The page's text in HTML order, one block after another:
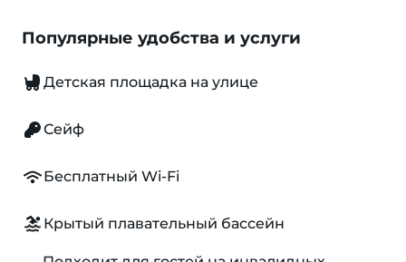
Популярные удобства и услуги
Детская площадка на улице
Сейф
Бесплатный Wi-Fi
Крытый плавательный бассейн